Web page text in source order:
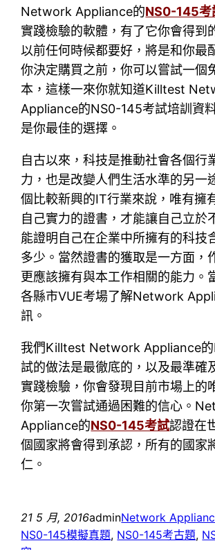
Network Appliance的NS0-145考
實踐檢驗的軟體，有了它你會得到
以前任何時候都要好，將是和你最
你決定購買之前，你可以嘗試一個
本，這樣一來你就知道Killtest
Appliance的NS0-145考試培訓資
是你最佳的選擇。
自古以來，科技是推動社會各個行
力，也是改變人們生活水準的另一
個比較新興的IT行業來說，唯有擁
自己實力的證書，才能讓自己立於
能證明自己在企業中所擁有的科技
多少。當然證書的獲取是一方面，
更應該擁有與本工作相關的能力。
各縣市VUE考場了解Network
訊。
我們Killtest Network Appliance
試的做法是最徹底的，以及最準確
實踐檢驗，你會發現目前市場上的
你第一次嘗試通過困難的信心。
Appliance的NS0-145考試認證在
個國家將會得到承認，所有的國家
仁。
21 5 月, 2016adminNetwork
NS0-145模擬真題, NS0-145考古題,